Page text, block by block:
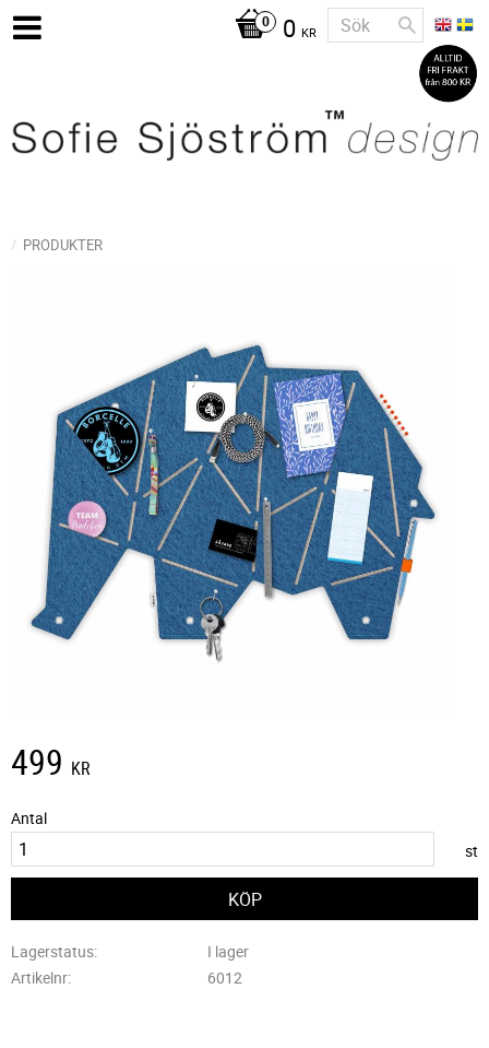
0 KR
PRODUKTER
499 KR
Antal
st
Lagerstatus
I lager
Artikelnr
6012